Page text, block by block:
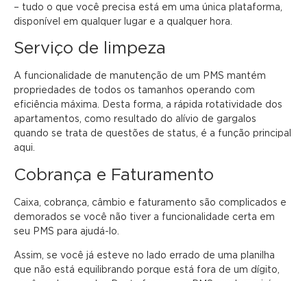
– tudo o que você precisa está em uma única plataforma,
disponível em qualquer lugar e a qualquer hora.
Serviço de limpeza
A funcionalidade de manutenção de um PMS mantém
propriedades de todos os tamanhos operando com
eficiência máxima. Desta forma, a rápida rotatividade dos
apartamentos, como resultado do alívio de gargalos
quando se trata de questões de status, é a função principal
aqui.
Cobrança e Faturamento
Caixa, cobrança, câmbio e faturamento são complicados e
demorados se você não tiver a funcionalidade certa em
seu PMS para ajudá-lo.
Assim, se você já esteve no lado errado de uma planilha
que não está equilibrando porque está fora de um dígito,